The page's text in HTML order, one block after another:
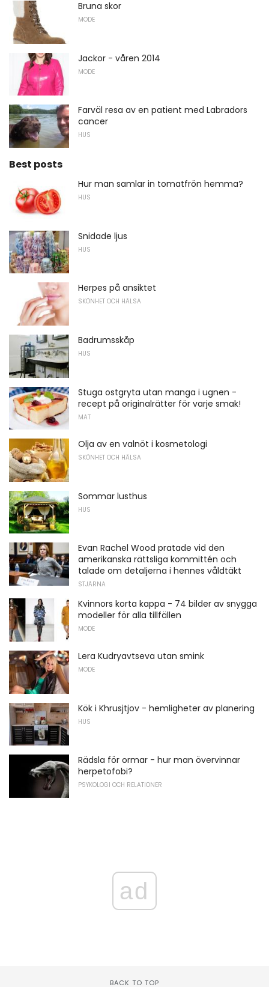
Bruna skor
MODE
Jackor - våren 2014
MODE
Farväl resa av en patient med Labradors
cancer
HUS
Best posts
Hur man samlar in tomatfrön hemma?
HUS
Snidade ljus
HUS
Herpes på ansiktet
SKÖNHET OCH HÄLSA
Badrumsskåp
HUS
Stuga ostgryta utan manga i ugnen -
recept på originalrätter för varje smak!
MAT
Olja av en valnöt i kosmetologi
SKÖNHET OCH HÄLSA
Sommar lusthus
HUS
Evan Rachel Wood pratade vid den
amerikanska rättsliga kommittén och
talade om detaljerna i hennes våldtäkt
STJÄRNA
Kvinnors korta kappa - 74 bilder av snygga
modeller för alla tillfällen
MODE
Lera Kudryavtseva utan smink
MODE
Kök i Khrusjtjov - hemligheter av planering
HUS
Rädsla för ormar - hur man övervinnar
herpetofobi?
PSYKOLOGI OCH RELATIONER
ad
BACK TO TOP